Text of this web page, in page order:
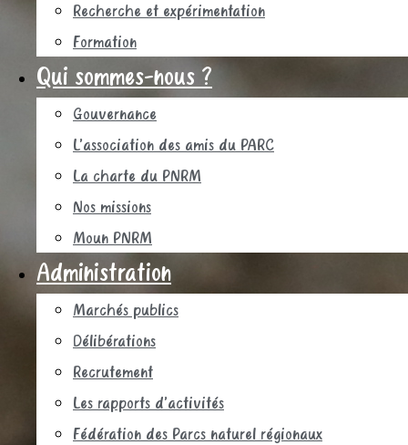
Recherche et expérimentation
Formation
Qui sommes-nous ?
Gouvernance
L’association des amis du PARC
La charte du PNRM
Nos missions
Moun PNRM
Administration
Marchés publics
Délibérations
Recrutement
Les rapports d’activités
Fédération des Parcs naturel régionaux